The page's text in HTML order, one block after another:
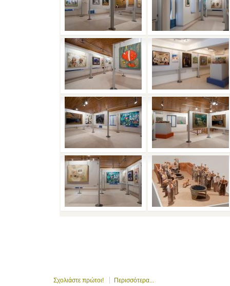
Σχολιάστε πρώτοι! Περισσότερα...